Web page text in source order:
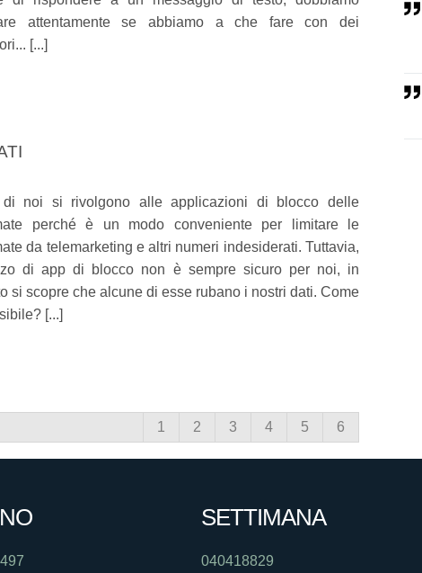
attentamente se abbiamo a che fare con dei
[...]
di noi si rivolgono alle applicazioni di blocco delle
perché è un modo conveniente per limitare le
da telemarketing e altri numeri indesiderati. Tuttavia,
di app di blocco non è sempre sicuro per noi, in
si scopre che alcune di esse rubano i nostri dati. Come
[...]
1 2 3 4 5 6
SETTIMANA
040418829